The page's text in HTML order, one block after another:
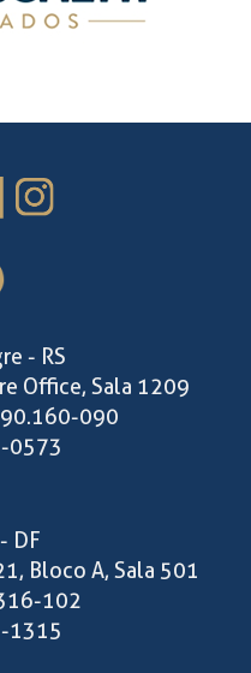
- RS
Office, Sala 1209
90.160-090
0573
DF
Bloco A, Sala 501
102
1315